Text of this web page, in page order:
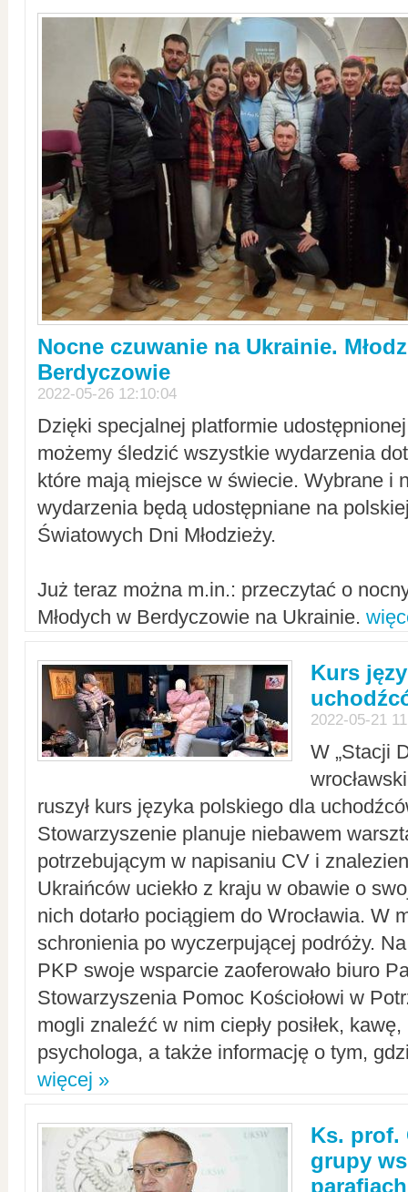
Nocne czuwanie na Ukrainie.
Berdyczowie
2022-05-26 12:10:04
Dzięki specjalnej platformie
możemy śledzić wszystkie wydarzenia
które mają miejsce w świecie. Wybrane i
wydarzenia będą udostępniane na
Światowych Dni Młodzieży.
Już teraz można m.in.: przeczytać o
Młodych w Berdyczowie na Ukrainie.
Kurs
2022-05-21
W „Stacji
ruszył kurs języka polskiego dla
Stowarzyszenie planuje niebawem
potrzebującym w napisaniu CV i
Ukraińców uciekło z kraju w obawie o
nich dotarło pociągiem do Wrocławia. W
schronienia po wyczerpującej podróży.
PKP swoje wsparcie zaoferowało biuro
Stowarzyszenia Pomoc Kościołowi w
mogli znaleźć w nim ciepły posiłek,
psychologa, a także informację o tym,
więcej »
Ks. prof.
grupy
parafiach